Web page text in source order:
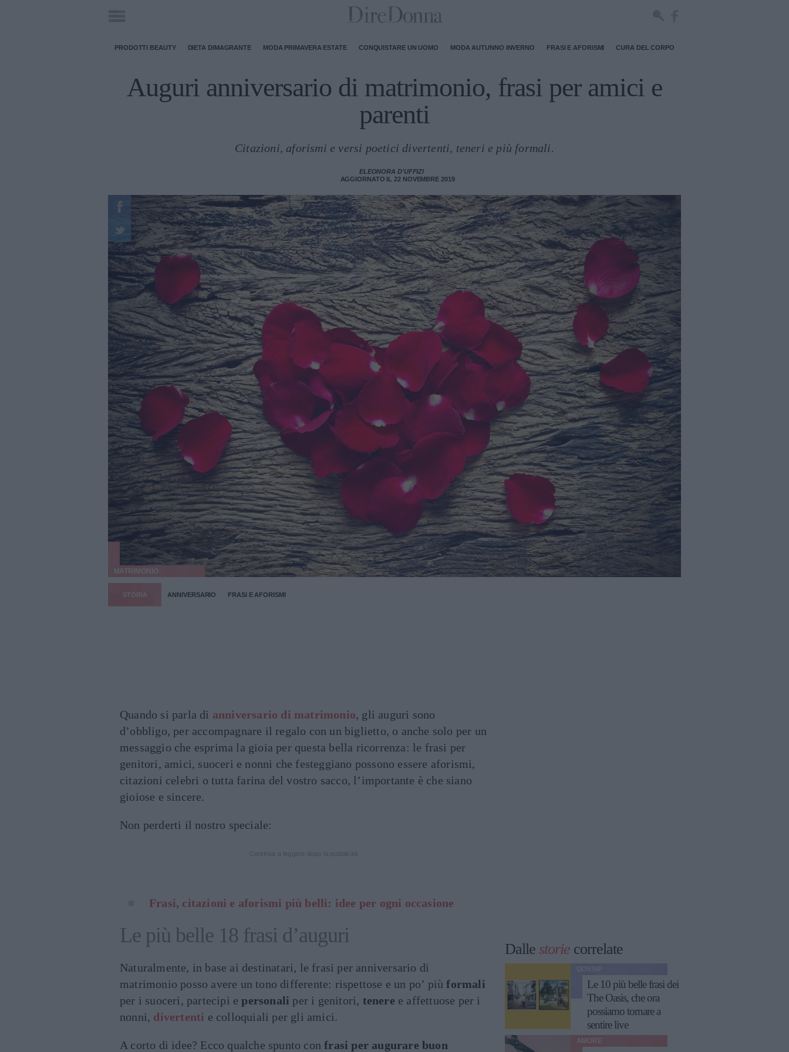
PRODOTTI BEAUTY DIETA DIMAGRANTE MODA PRIMAVERA ESTATE CONQUISTARE UN UOMO MODA AUTUNNO INVERNO FRASI E AFORISMI CURA DEL CORPO
Auguri anniversario di matrimonio, frasi per amici e
parenti
Citazioni, aforismi e versi poetici divertenti, teneri e più formali.
ELEONORA D'UFFIZI
AGGIORNATO IL 22 NOVEMBRE 2019
MATRIMONIO
STORIA ANNIVERSARIO FRASI E AFORISMI
Quando si parla di anniversario di matrimonio, gli auguri sono
d’obbligo, per accompagnare il regalo con un biglietto, o anche solo per un
messaggio che esprima la gioia per questa bella ricorrenza: le frasi per
genitori, amici, suoceri e nonni che festeggiano possono essere aforismi,
citazioni celebri o tutta farina del vostro sacco, l’importante è che siano
gioiose e sincere.
Non perderti il nostro speciale:
Frasi, citazioni e aforismi più belli: idee per ogni occasione
Le più belle 18 frasi d’auguri
Naturalmente, in base ai destinatari, le frasi per anniversario di
matrimonio posso avere un tono differente: rispettose e un po’ piùformali
per i suoceri, partecipi epersonali per i genitori, tenere e affettuose per i
nonni, divertenti e colloquiali per gli amici.
A corto di idee? Ecco qualche spunto confrasi per augurare buon
Dalle storie correlate
Le 10 più belle frasi dei
The Oasis, che ora
possiamo tornare a
sentire live
AMORE